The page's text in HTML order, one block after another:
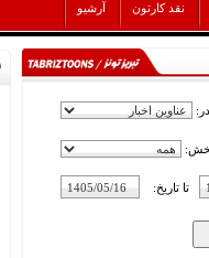
نقد کارتون آرشیو
در:
تا تاریخ: